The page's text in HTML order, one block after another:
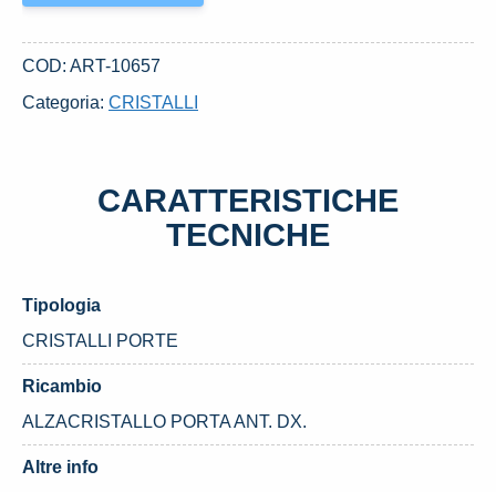
COD: ART-10657
Categoria: CRISTALLI
CARATTERISTICHE
TECNICHE
Tipologia
CRISTALLI PORTE
Ricambio
ALZACRISTALLO PORTA ANT. DX.
Altre info